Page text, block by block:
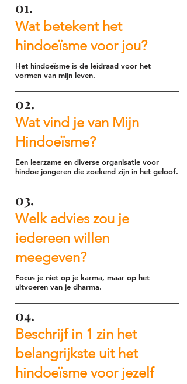
01.
Wat betekent het
hindoeïsme voor jou?
Het hindoeïsme is de leidraad voor het
vormen van mijn leven.
02.
Wat vind je van Mijn
Hindoeïsme?
Een leerzame en diverse organisatie voor
hindoe jongeren die zoekend zijn in het geloof.
03.
Welk advies zou je
iedereen willen
meegeven?
Focus je niet op je karma, maar op het
uitvoeren van je dharma.
04.
Beschrijf in 1 zin het
belangrijkste uit het
hindoeïsme voor jezelf